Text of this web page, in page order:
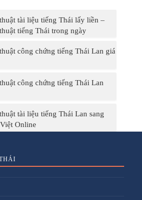
tài liệu tiếng Thái lấy liền –
tiếng Thái trong ngày
công chứng tiếng Thái Lan giá
công chứng tiếng Thái Lan
tài liệu tiếng Thái Lan sang
Online